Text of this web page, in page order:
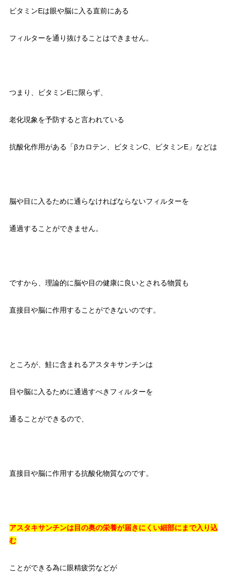
ビタミンEは眼や脳に入る直前にある
フィルターを通り抜けることはできません。
つまり、ビタミンEに限らず、
老化現象を予防すると言われている
抗酸化作用がある「βカロテン、ビタミンC、ビタミンE」などは
脳や目に入るために通らなければならないフィルターを
通過することができません。
ですから、理論的に脳や目の健康に良いとされる物質も
直接目や脳に作用することができないのです。
ところが、鮭に含まれるアスタキサンチンは
目や脳に入るために通過すべきフィルターを
通ることができるので、
直接目や脳に作用する抗酸化物質なのです。
アスタキサンチンは目の奥の栄養が届きにくい細部にまで入り込
む
ことができる為に眼精疲労などが